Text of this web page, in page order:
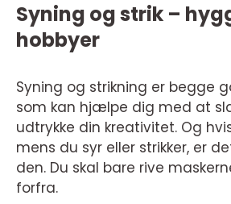
Syning og strik –
hobbyer
Syning og strikning er begge
som kan hjælpe dig med at
udtrykke din kreativitet. Og
mens du syr eller strikker, er
den. Du skal bare rive
forfra.